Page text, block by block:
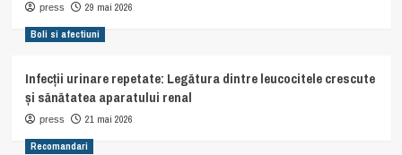
press 29 mai 2026
Boli si afectiuni
Infecții urinare repetate: Legătura dintre leucocitele crescute
și sănătatea aparatului renal
press 21 mai 2026
Recomandari